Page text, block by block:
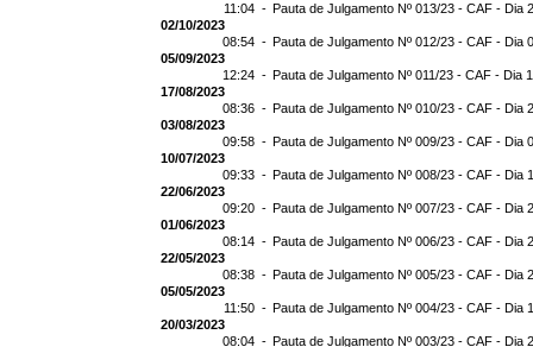
11:04 - Pauta de Julgamento Nº 013/23 - CAF - Dia
02/10/2023
08:54 - Pauta de Julgamento Nº 012/23 - CAF - Dia
05/09/2023
12:24 - Pauta de Julgamento Nº 011/23 - CAF - Dia
17/08/2023
08:36 - Pauta de Julgamento Nº 010/23 - CAF - Dia
03/08/2023
09:58 - Pauta de Julgamento Nº 009/23 - CAF - Dia
10/07/2023
09:33 - Pauta de Julgamento Nº 008/23 - CAF - Dia
22/06/2023
09:20 - Pauta de Julgamento Nº 007/23 - CAF - Dia
01/06/2023
08:14 - Pauta de Julgamento Nº 006/23 - CAF - Dia
22/05/2023
08:38 - Pauta de Julgamento Nº 005/23 - CAF - Dia
05/05/2023
11:50 - Pauta de Julgamento Nº 004/23 - CAF - Dia
20/03/2023
08:04 - Pauta de Julgamento Nº 003/23 - CAF - Dia